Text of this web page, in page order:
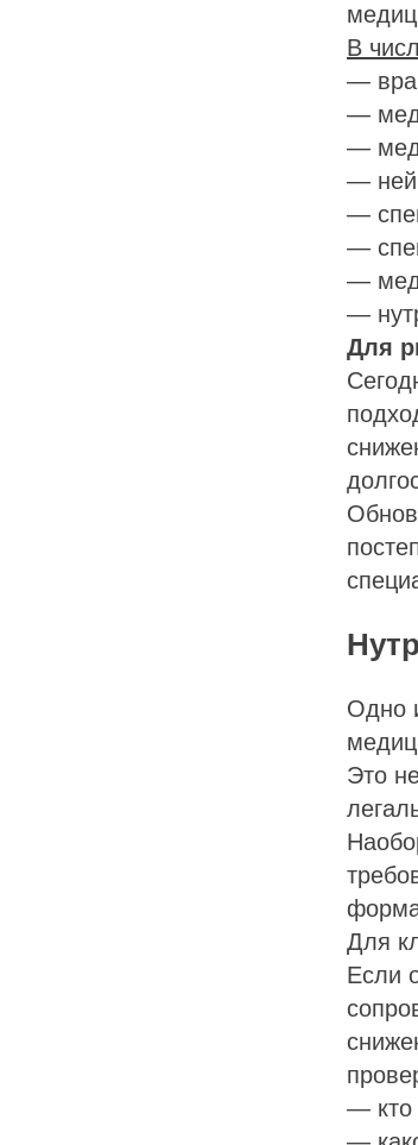
В
—
—
—
—
—
—
—
—
Для
Одно
Это
Для
Если
— кто